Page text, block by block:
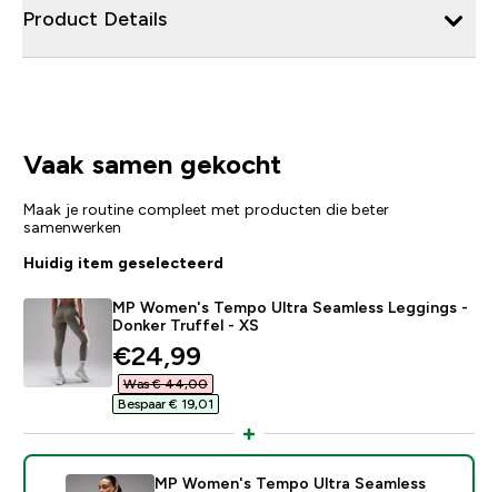
Product Details
Vaak samen gekocht
Maak je routine compleet met producten die beter
samenwerken
Huidig item geselecteerd
MP Women's Tempo Ultra Seamless Leggings -
Donker Truffel - XS
discounted price
€24,99‎
Was € 44,00‎
Bespaar € 19,01‎
MP Women's Tempo Ultra Seamless